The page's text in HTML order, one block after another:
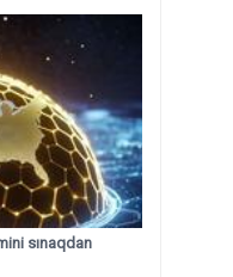
sınaqdan